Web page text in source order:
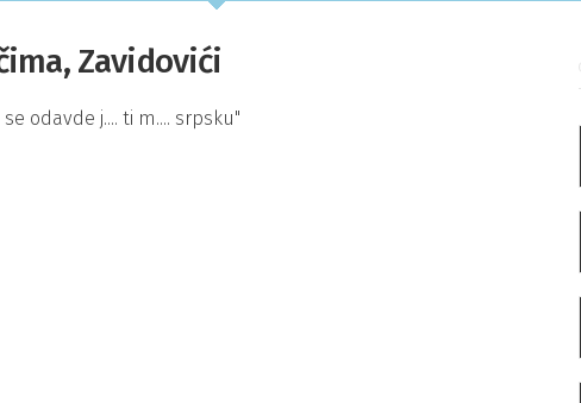
Zavidovići
odavde j.... ti m.... srpsku"